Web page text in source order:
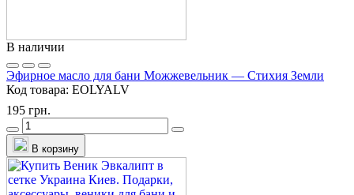
В наличии
Эфирное масло для бани Можжевельник — Стихия Земли
Код товара: EOLYALV
195 грн.
В корзину